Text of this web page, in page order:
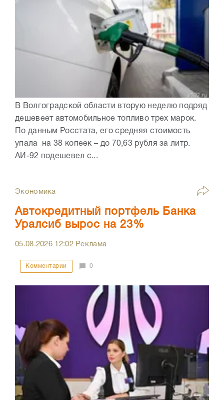
В Волгоградской области вторую неделю подряд
дешевеет автомобильное топливо трех марок.
По данным Росстата, его средняя стоимость
упала на 38 копеек – до 70,63 рубля за литр.
АИ-92 подешевел с...
Экономика
Автокредитный портфель Банка
Уралсиб вырос на 23%
05.08.2026 12:02Реклама
Комментарии 0